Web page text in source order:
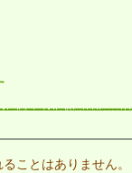
ことはありません。